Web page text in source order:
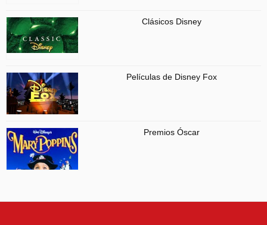
Clásicos Disney
Películas de Disney Fox
Premios Óscar